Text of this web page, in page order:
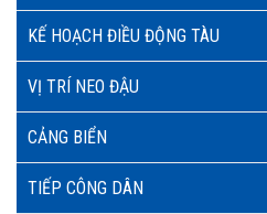
KẾ HOẠCH ĐIỀU ĐỘNG TÀU
VỊ TRÍ NEO ĐẬU
CẢNG BIỂN
TIẾP CÔNG DÂN